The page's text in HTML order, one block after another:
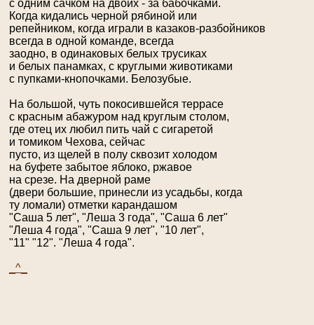
с одним сачком на двоих - за бабочками.
Когда кидались черной рябиной или
репейником, когда играли в казаков-разбойников
всегда в одной команде, всегда
заодно, в одинаковых белых трусиках
и белых панамках, с круглыми животиками
с пупками-кнопочками. Белозубые.
На большой, чуть покосившейся террасе
с красным абажуром над круглым столом,
где отец их любил пить чай с сигаретой
и томиком Чехова, сейчас
пусто, из щелей в полу сквозит холодом
на буфете забытое яблоко, ржавое
на срезе. На дверной раме
(двери большие, принесли из усадьбы, когда
ту ломали) отметки карандашом
"Саша 5 лет", "Леша 3 года", "Саша 6 лет"
"Леша 4 года", "Саша 9 лет", "10 лет",
"11" "12". "Леша 4 года".
_^_